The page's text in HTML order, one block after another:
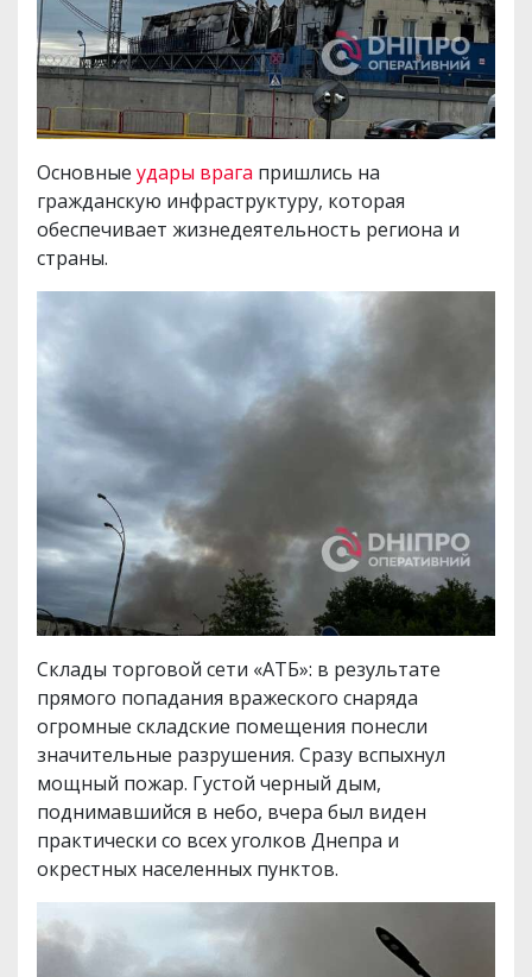
Основные удары врага пришлись на
гражданскую инфраструктуру, которая
обеспечивает жизнедеятельность региона и
страны.
Склады торговой сети «АТБ»: в результате
прямого попадания вражеского снаряда
огромные складские помещения понесли
значительные разрушения. Сразу вспыхнул
мощный пожар. Густой черный дым,
поднимавшийся в небо, вчера был виден
практически со всех уголков Днепра и
окрестных населенных пунктов.